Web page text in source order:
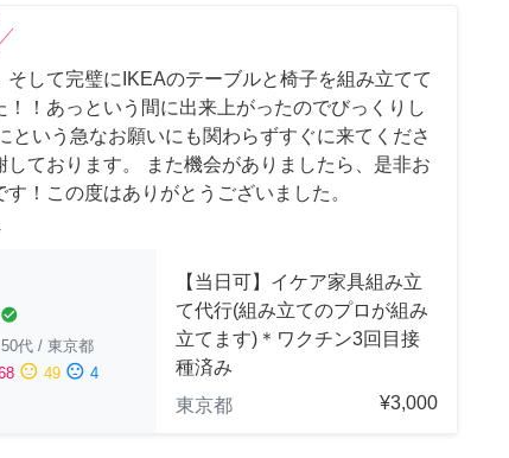
そして完璧にIKEAのテーブルと椅子を組み立てて
！！あっという間に出来上がったのでびっくりし
という急なお願いにも関わらずすぐに来てくださ
しております。 また機会がありましたら、是非お
す！この度はありがとうございました。
check_circle
50代 / 東京都
sentiment_neutral 49 sentiment_dissatisfied 4
【当日可】イケア家具組み立
て代行(組み立てのプロが組み
立てます)＊ワクチン3回目接
種済み
東京都
¥3,000